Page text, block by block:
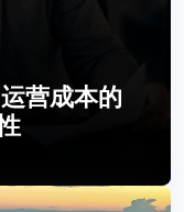
营成本的